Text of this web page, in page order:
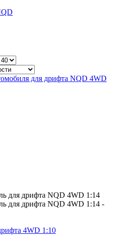
для дрифта NQD 4WD
для дрифта NQD 4WD 1:14
для дрифта NQD 4WD 1:14 -
4WD 1:10